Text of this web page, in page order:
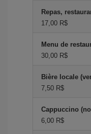
Repas,
17,00 R$
Menu de
30,00 R$
Bière locale
7,50 R$
Cappuccino
6,00 R$